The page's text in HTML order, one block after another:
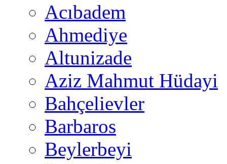
Acıbadem
Ahmediye
Altunizade
Aziz Mahmut Hüdayi
Bahçelievler
Barbaros
Beylerbeyi